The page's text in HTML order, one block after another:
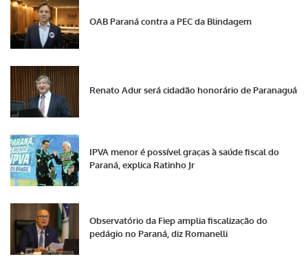
OAB Paraná contra a PEC da Blindagem
Renato Adur será cidadão honorário de Paranaguá
IPVA menor é possível graças à saúde fiscal do
Paraná, explica Ratinho Jr
Observatório da Fiep amplia fiscalização do
pedágio no Paraná, diz Romanelli